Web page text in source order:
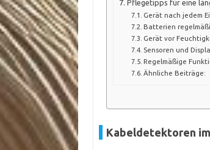
Pflegetipps für eine
Gerät nach jedem
Batterien
Gerät vor
Sensoren und
Regelmäßige
Ähnliche Beiträge:
Kabeldetektoren